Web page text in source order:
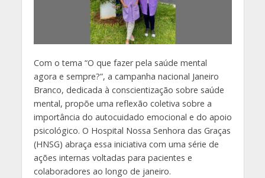
Com o tema “O que fazer pela saúde mental
agora e sempre?”, a campanha nacional Janeiro
Branco, dedicada à conscientização sobre saúde
mental, propõe uma reflexão coletiva sobre a
importância do autocuidado emocional e do apoio
psicológico. O Hospital Nossa Senhora das Graças
(HNSG) abraça essa iniciativa com uma série de
ações internas voltadas para pacientes e
colaboradores ao longo de janeiro.